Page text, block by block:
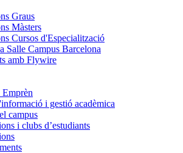
Graus
Màsters
Cursos d'Especialització
Salle Campus Barcelona
amb Flywire
i gestió acadèmica
campus
i clubs d’estudiants